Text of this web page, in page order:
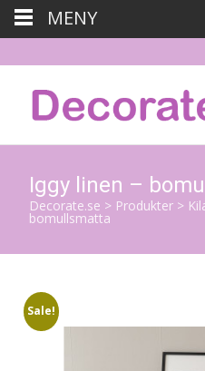
Iggy linen –
Decorate.se > Produkter >
bomullsmatta
Sale!
MENY